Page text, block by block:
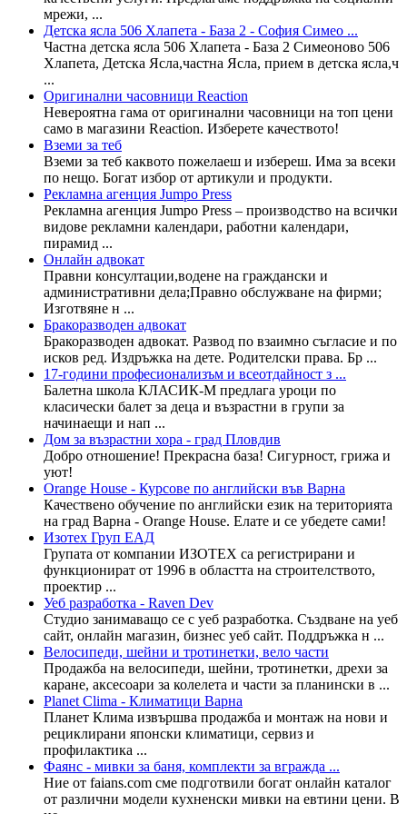
мрежи, ...
Детска ясла 506 Хлапета - База 2 - София Симео ...
Частна детска ясла 506 Хлапета - База 2 Симеоново 506
Хлапета, Детска Ясла,частна Ясла, прием в детска ясла,ч
...
Оригинални часовници Reaction
Невероятна гама от оригинални часовници на топ цени
само в магазини Reaction. Изберете качеството!
Вземи за теб
Вземи за теб каквото пожелаеш и избереш. Има за всеки
по нещо. Богат избор от артикули и продукти.
Рекламна агенция Jumpo Press
Рекламна агенция Jumpo Press – производство на всички
видове рекламни календари, работни календари,
пирамид ...
Онлайн адвокат
Правни консултации,водене на граждански и
административни дела;Правно обслужване на фирми;
Изготвяне н ...
Бракоразводен адвокат
Бракоразводен адвокат. Развод по взаимно съгласие и по
исков ред. Издръжка на дете. Родителски права. Бр ...
17-години професионализъм и всеотдайност з ...
Балетна школа КЛАСИК-М предлага уроци по
класически балет за деца и възрастни в групи за
начинаещи и нап ...
Дом за възрастни хора - град Пловдив
Добро отношение! Прекрасна база! Сигурност, грижа и
уют!
Orange House - Курсове по английски във Варна
Качествено обучение по английски език на територията
на град Варна - Orange House. Елате и се убедете сами!
Изотех Груп ЕАД
Групата от компании ИЗОТЕХ са регистрирани и
функционират от 1996 в областта на строителството,
проектир ...
Уеб разработка - Raven Dev
Студио занимаващо се с уеб разработка. Създване на уеб
сайт, онлайн магазин, бизнес уеб сайт. Поддръжка н ...
Велосипеди, шейни и тротинетки, вело части
Продажба на велосипеди, шейни, тротинетки, дрехи за
каране, аксесоари за колелета и части за планински в ...
Planet Clima - Климатици Варна
Планет Клима извършва продажба и монтаж на нови и
рециклирани японски климатици, сервиз и
профилактика ...
Фаянс - мивки за баня, комплекти за вгражда ...
Ние от faians.com сме подготвили богат онлайн каталог
от различни модели кухненски мивки на евтини цени. В